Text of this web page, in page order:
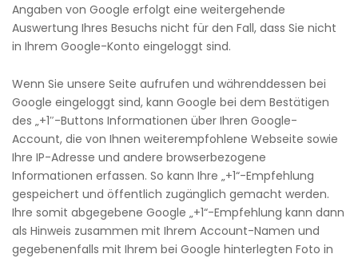
Angaben von Google erfolgt eine weitergehende
Auswertung Ihres Besuchs nicht für den Fall, dass Sie nicht
in Ihrem Google-Konto eingeloggt sind.
Wenn Sie unsere Seite aufrufen und währenddessen bei
Google eingeloggt sind, kann Google bei dem Bestätigen
des „+1″-Buttons Informationen über Ihren Google-
Account, die von Ihnen weiterempfohlene Webseite sowie
Ihre IP-Adresse und andere browserbezogene
Informationen erfassen. So kann Ihre „+1“-Empfehlung
gespeichert und öffentlich zugänglich gemacht werden.
Ihre somit abgegebene Google „+1“-Empfehlung kann dann
als Hinweis zusammen mit Ihrem Account-Namen und
gegebenenfalls mit Ihrem bei Google hinterlegten Foto in